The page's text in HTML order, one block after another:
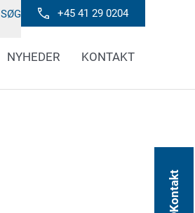
SØG +45 41 29 0204
NYHEDER KONTAKT
Kontakt